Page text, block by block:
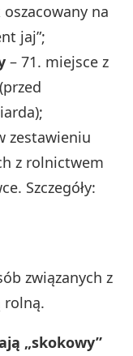
na
jaj”;
– 71. miejsce z
zestawieniu
z rolnictwem
Szczegóły:
związanych z
rolną.
„skokowy”